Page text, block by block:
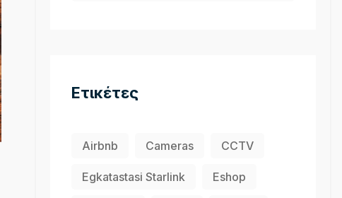
Ετικέτες
Airbnb Cameras CCTV
Egkatastasi Starlink Eshop